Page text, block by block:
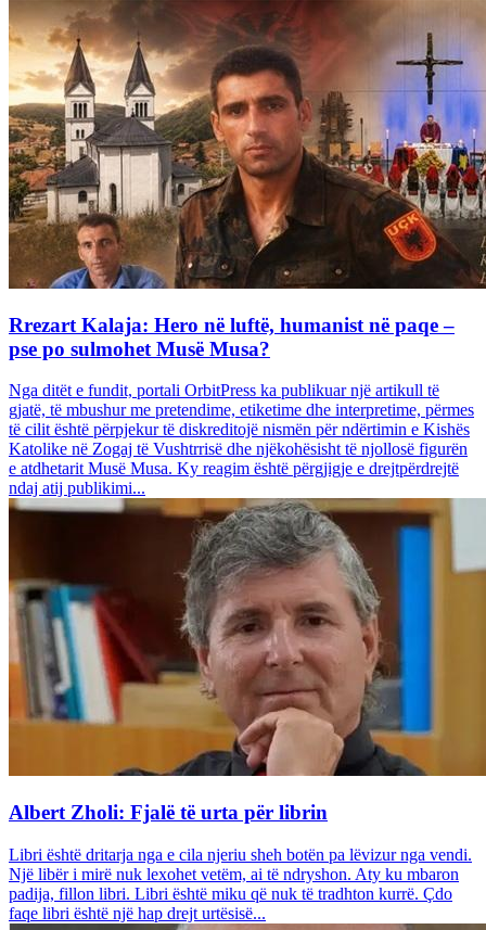
Rrezart Kalaja: Hero në luftë, humanist në paqe –
pse po sulmohet Musë Musa?
Nga ditët e fundit, portali OrbitPress ka publikuar një artikull të
gjatë, të mbushur me pretendime, etiketime dhe interpretime, përmes
të cilit është përpjekur të diskreditojë nismën për ndërtimin e Kishës
Katolike në Zogaj të Vushtrrisë dhe njëkohësisht të njollosë figurën
e atdhetarit Musë Musa. Ky reagim është përgjigje e drejtpërdrejtë
ndaj atij publikimi...
Albert Zholi: Fjalë të urta për librin
Libri është dritarja nga e cila njeriu sheh botën pa lëvizur nga vendi.
Një libër i mirë nuk lexohet vetëm, ai të ndryshon. Aty ku mbaron
padija, fillon libri. Libri është miku që nuk të tradhton kurrë. Çdo
faqe libri është një hap drejt urtësisë...